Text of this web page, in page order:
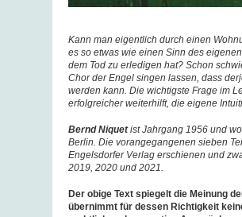
Kann man eigentlich durch einen
es so etwas wie einen Sinn des
dem Tod zu erledigen hat? Schon
Chor der Engel singen lassen, dass
werden kann. Die wichtigste Frage im
erfolgreicher weiterhilft, die eigene
Bernd Niquetist Jahrgang 1956 und
Berlin. Die vorangegangenen sieben
Engelsdorfer Verlag erschienen und
2019, 2020 und 2021.
Der obige Text spiegelt die Meinung
übernimmt für dessen Richtigkeit